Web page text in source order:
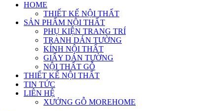
HOME
THIẾT KẾ NỘI THẤT
SẢN PHẨM NỘI THẤT
PHỤ KIỆN TRANG TRÍ
TRANH DÁN TƯỜNG
KÍNH NỘI THẤT
GIẤY DÁN TƯỜNG
NỘI THẤT GỖ
THIẾT KẾ NỘI THẤT
TIN TỨC
LIÊN HỆ
XƯỞNG GỖ MOREHOME